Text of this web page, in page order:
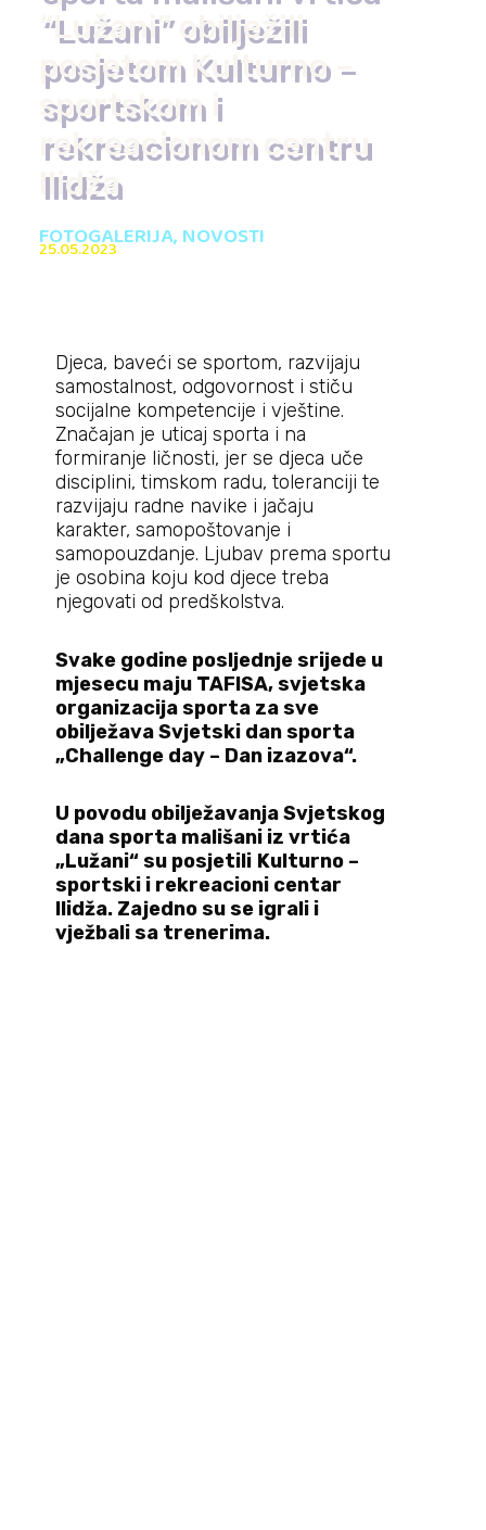
“Lužani” obilježili
posjetom Kulturno –
sportskom i
rekreacionom centru
Ilidža
FOTOGALERIJA,NOVOSTI
25.05.2023
Djeca, baveći se sportom, razvijaju
samostalnost, odgovornost i stiču
socijalne kompetencije i vještine.
Značajan je uticaj sporta i na
formiranje ličnosti, jer se djeca uče
disciplini, timskom radu, toleranciji te
razvijaju radne navike i jačaju
karakter, samopoštovanje i
samopouzdanje. Ljubav prema sportu
je osobina koju kod djece treba
njegovati od predškolstva.
Svake godine posljednje srijede u
mjesecu maju TAFISA, svjetska
organizacija sporta za sve
obilježava Svjetski dan sporta
„Challenge day – Dan izazova“.
U povodu obilježavanja Svjetskog
dana sporta mališani iz vrtića
„Lužani“ su posjetili Kulturno –
sportski i rekreacioni centar
Ilidža. Zajedno su se igrali i
vježbali sa trenerima.